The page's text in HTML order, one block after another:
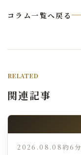
コラム一覧へ戻る
RELATED
関連記事
2026.08.08 約6分